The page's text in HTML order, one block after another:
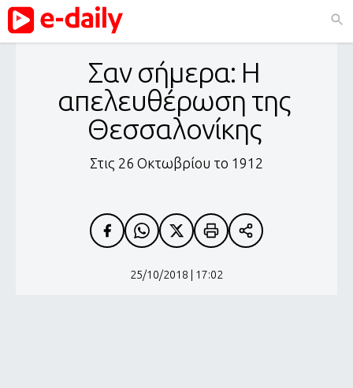
Σαν σήμερα: Η
απελευθέρωση της
Θεσσαλονίκης
Στις 26 Οκτωβρίου το 1912
25/10/2018 | 17:02